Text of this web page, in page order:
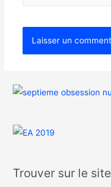
Trouver sur le site